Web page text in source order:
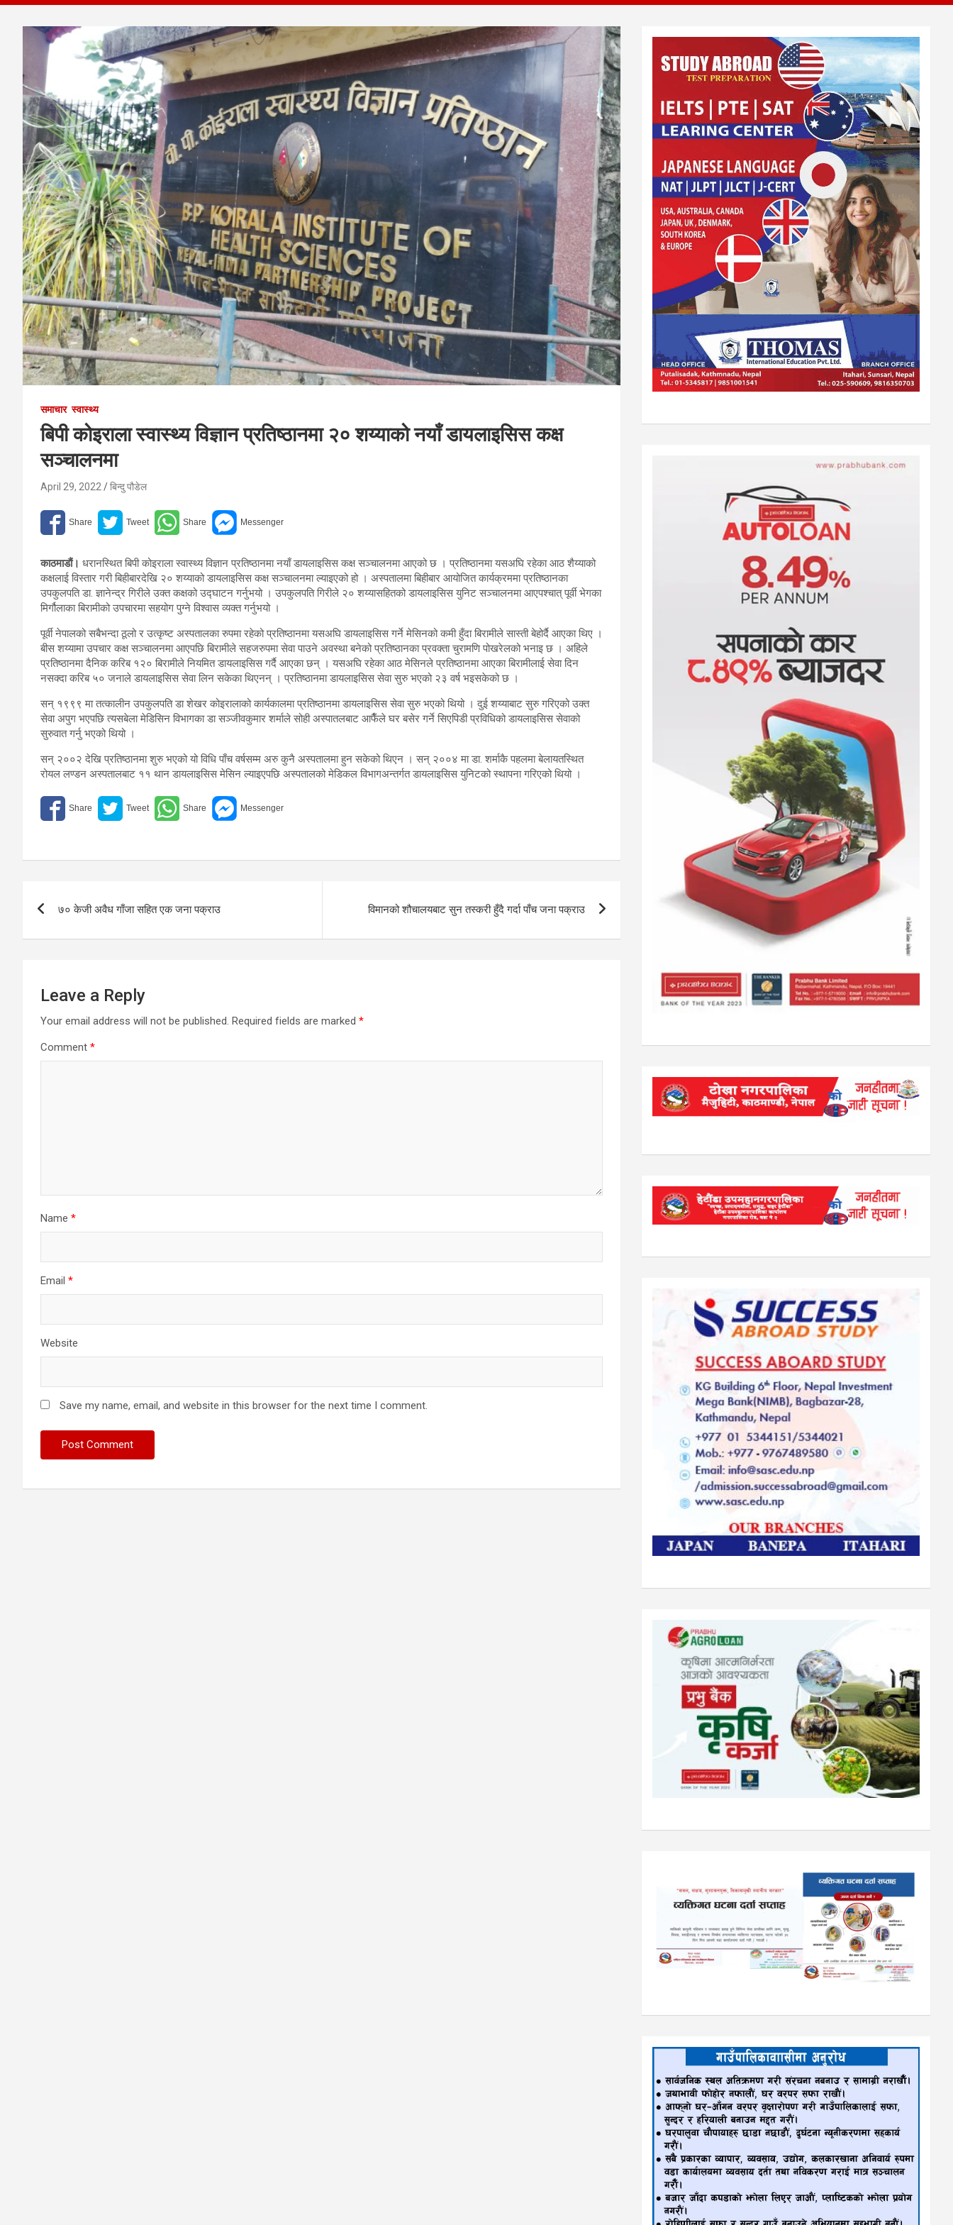
समाचार स्वास्थ्य
बिपी कोइराला स्वास्थ्य विज्ञान प्रतिष्ठानमा २० शय्याको नयाँ डायलाइसिस कक्ष
सञ्चालनमा
April 29, 2022 बिन्दु पौडेल
काठमाडौं। धरानस्थित बिपी कोइराला स्वास्थ्य विज्ञान प्रतिष्ठानमा नयाँ डायलाइसिस कक्ष सञ्चालनमा आएको छ । प्रतिष्ठानमा यसअघि रहेका आठ शैय्याको
कक्षलाई विस्तार गरी बिहीबारदेखि २० शय्याको डायलाइसिस कक्ष सञ्चालनमा ल्याइएको हो । अस्पतालमा बिहीबार आयोजित कार्यक्रममा प्रतिष्ठानका
उपकुलपति डा. ज्ञानेन्द्र गिरीले उक्त कक्षको उद्घाटन गर्नुभयो । उपकुलपति गिरीले २० शय्यासहितको डायलाइसिस युनिट सञ्चालनमा आएपश्चात् पूर्वी भेगका
मिर्गौलाका बिरामीको उपचारमा सहयोग पुग्ने विश्वास व्यक्त गर्नुभयो ।
पूर्वी नेपालको सबैभन्दा ठूलो र उत्कृष्ट अस्पतालका रुपमा रहेको प्रतिष्ठानमा यसअघि डायलाइसिस गर्ने मेसिनको कमी हुँदा बिरामीले सास्ती बेहोर्दै आएका थिए ।
बीस शय्यामा उपचार कक्ष सञ्चालनमा आएपछि बिरामीले सहजरुपमा सेवा पाउने अवस्था बनेको प्रतिष्ठानका प्रवक्ता चुरामणि पोखरेलको भनाइ छ । अहिले
प्रतिष्ठानमा दैनिक करिब १२० बिरामीले नियमित डायलाइसिस गर्दै आएका छन् । यसअघि रहेका आठ मेसिनले प्रतिष्ठानमा आएका बिरामीलाई सेवा दिन
नसक्दा करिब ५० जनाले डायलाइसिस सेवा लिन सकेका थिएनन् । प्रतिष्ठानमा डायलाइसिस सेवा सुरु भएको २३ वर्ष भइसकेको छ ।
सन् १९९९ मा तत्कालीन उपकुलपति डा शेखर कोइरालाको कार्यकालमा प्रतिष्ठानमा डायलाइसिस सेवा सुरु भएको थियो । दुई शय्याबाट सुरु गरिएको उक्त
सेवा अपुग भएपछि त्यसबेला मेडिसिन विभागका डा सञ्जीवकुमार शर्माले सोही अस्पातलबाट आफैँले घर बसेर गर्ने सिएपिडी प्रविधिको डायलाइसिस सेवाको
सुरुवात गर्नु भएको थियो ।
सन् २००२ देखि प्रतिष्ठानमा शुरु भएको यो विधि पाँच वर्षसम्म अरु कुनै अस्पतालमा हुन सकेको थिएन । सन् २००४ मा डा. शर्माकै पहलमा बेलायतस्थित
रोयल लण्डन अस्पतालबाट ११ थान डायलाइसिस मेसिन ल्याइएपछि अस्पतालको मेडिकल विभागअन्तर्गत डायलाइसिस युनिटको स्थापना गरिएको थियो ।
७० केजी अवैध गाँजा सहित एक जना पक्राउ विमानको शौचालयबाट सुन तस्करी हुँदै गर्दा पाँच जना पक्राउ
Leave a Reply
Your email address will not be published. Required fields are marked *
Comment *
Name *
Email *
Website
Save my name, email, and website in this browser for the next time I comment.